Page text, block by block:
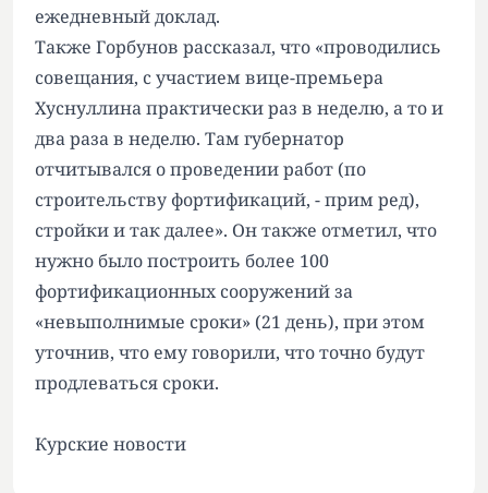
ежедневный доклад.
Также Горбунов рассказал, что «проводились
совещания, с участием вице-премьера
Хуснуллина практически раз в неделю, а то и
два раза в неделю. Там губернатор
отчитывался о проведении работ (по
строительству фортификаций, - прим ред),
стройки и так далее». Он также отметил, что
нужно было построить более 100
фортификационных сооружений за
«невыполнимые сроки» (21 день), при этом
уточнив, что ему говорили, что точно будут
продлеваться сроки.
Курские новости